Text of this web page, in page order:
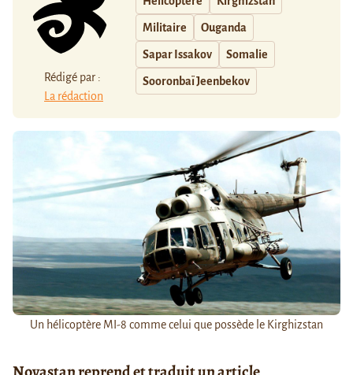
Rédigé par :
La rédaction
Militaire Ouganda
Sapar Issakov Somalie
Sooronbaï Jeenbekov
Un hélicoptère MI-8 comme celui que possède le Kirghizstan